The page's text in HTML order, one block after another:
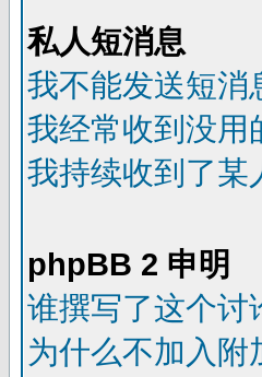
私人短消息
我不能发送短消
我经常收到没用
我持续收到了某
phpBB 2 申明
谁撰写了这个讨
为什么不加入附